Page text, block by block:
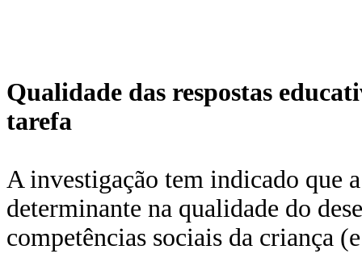
Qualidade das respostas
tarefa
A investigação tem indicado que
determinante na qualidade do
competências sociais da criança